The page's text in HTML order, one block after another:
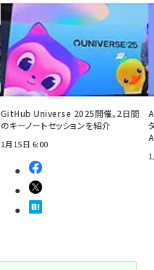
GitHub Universe 2025開催。2日間
のキーノートセッションを紹介
1月15日 6:00